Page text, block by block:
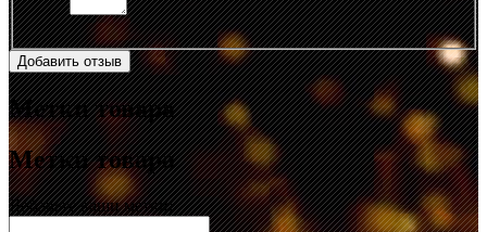
Добавить отзыв
Метки товара
Метки товара
Добавьте ваши метки: